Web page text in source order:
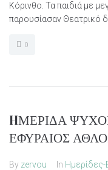
Κόρινθο. Τα παιδιά με
παρουσίασαν Θεατρικό
0
HΜΕΡΙΔΑ
ΕΦΥΡΑΙΟΣ
By zervou In